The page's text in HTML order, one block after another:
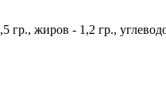
жиров - 1,2 гр.,